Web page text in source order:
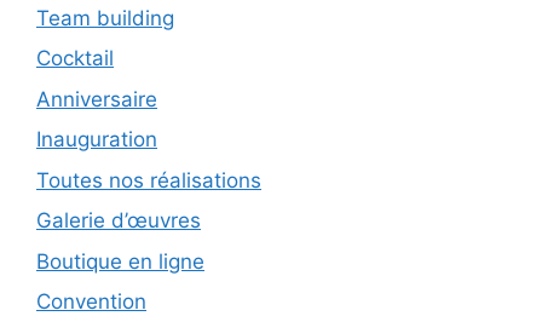
Team building
Cocktail
Anniversaire
Inauguration
Toutes nos réalisations
Galerie d’œuvres
Boutique en ligne
Convention